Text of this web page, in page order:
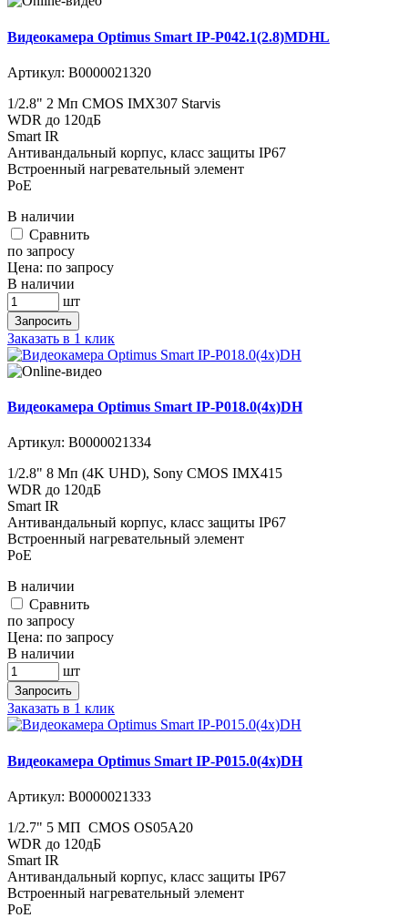
Видеокамера Optimus Smart IP-P042.1(2.8)MDHL
Артикул: В0000021320
1/2.8" 2 Мп CMOS IMX307 Starvis
WDR до 120дБ
Smart IR
Антивандальный корпус, класс защиты IР67
Встроенный нагревательный элемент
PoE
В наличии
Cравнить
по запросу
Цена: по запросу
В наличии
шт
Запросить
Заказать в 1 клик
Видеокамера Optimus Smart IP-P018.0(4x)DH
Артикул: В0000021334
1/2.8" 8 Мп (4K UHD), Sony CMOS IMX415
WDR до 120дБ
Smart IR
Антивандальный корпус, класс защиты IР67
Встроенный нагревательный элемент
PoE
В наличии
Cравнить
по запросу
Цена: по запросу
В наличии
шт
Запросить
Заказать в 1 клик
Видеокамера Optimus Smart IP-P015.0(4x)DH
Артикул: В0000021333
1/2.7" 5 МП CMOS OS05A20
WDR до 120дБ
Smart IR
Антивандальный корпус, класс защиты IР67
Встроенный нагревательный элемент
PoE